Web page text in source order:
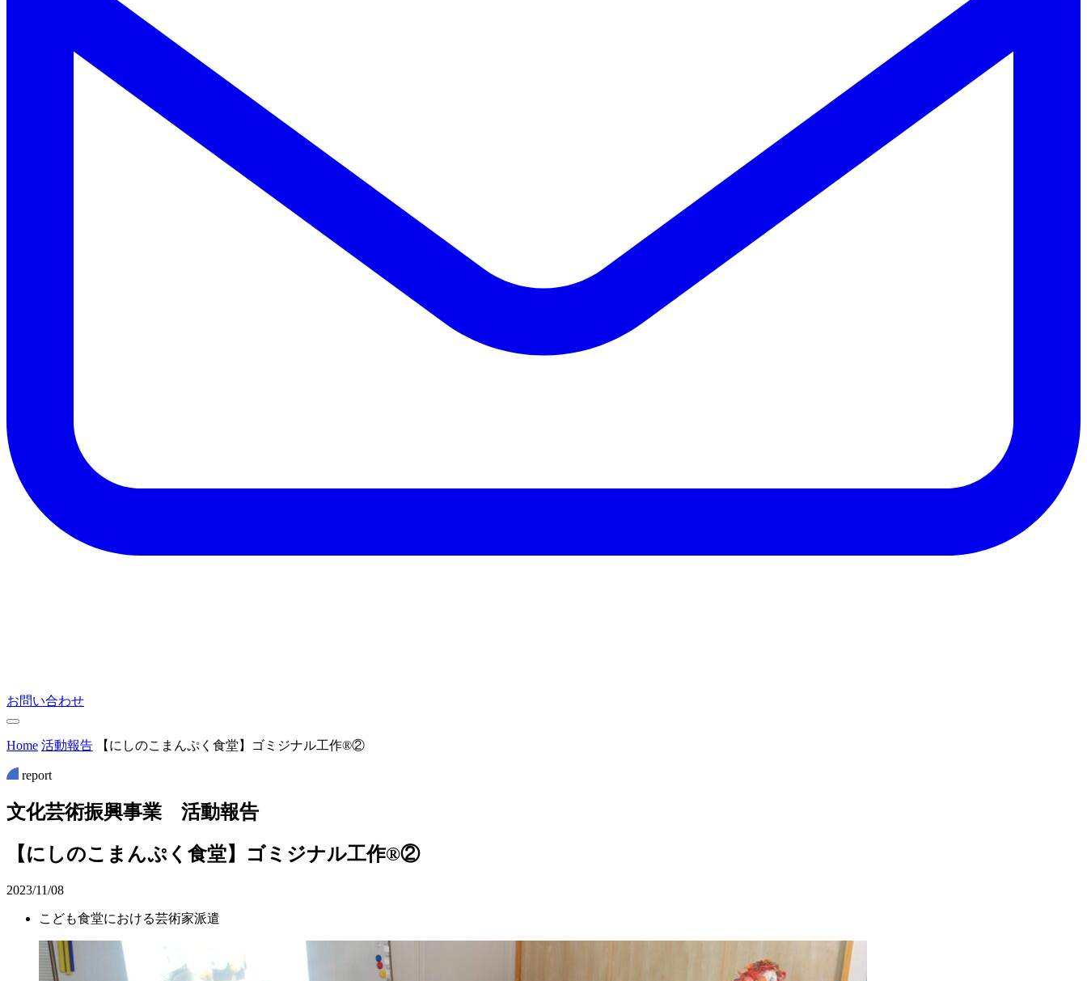
お問い合わせ
Home 活動報告 【にしのこまんぷく食堂】ゴミジナル工作®②
report
文化芸術振興事業 活動報告
【にしのこまんぷく食堂】ゴミジナル工作®②
2023/11/08
こども食堂における芸術家派遣